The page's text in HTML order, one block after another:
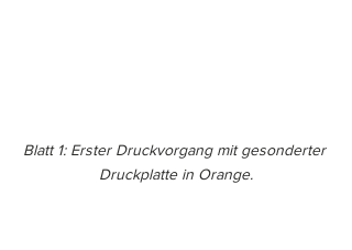
Blatt 1: Erster Druckvorgang mit gesonderter
Druckplatte in Orange.